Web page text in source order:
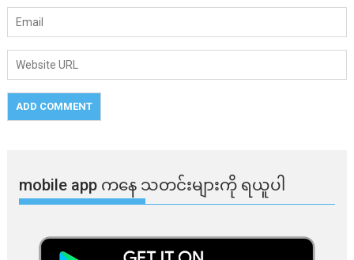
mobile app ​​ကနေ ​​သတင်းများကို ရယူပါ